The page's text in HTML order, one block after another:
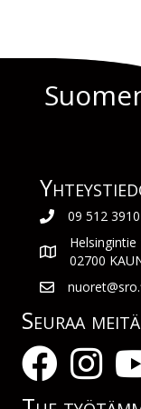
09 512 3910
Helsingintie
02700
Seuraa meitä